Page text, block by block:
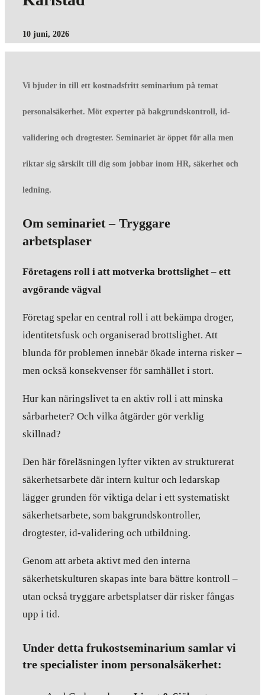
10 juni, 2026
Vi bjuder in till ett kostnadsfritt seminarium på temat
personalsäkerhet. Möt experter på bakgrundskontroll, id-
validering och drogtester. Seminariet är öppet för alla men
riktar sig särskilt till dig som jobbar inom HR, säkerhet och
ledning.
Om seminariet – Tryggare
arbetsplaser
Företagens roll i att motverka brottslighet – ett
avgörande vägval
Företag spelar en central roll i att bekämpa droger,
identitetsfusk och organiserad brottslighet. Att
blunda för problemen innebär ökade interna risker –
men också konsekvenser för samhället i stort.
Hur kan näringslivet ta en aktiv roll i att minska
sårbarheter? Och vilka åtgärder gör verklig
skillnad?
Den här föreläsningen lyfter vikten av strukturerat
säkerhetsarbete där intern kultur och ledarskap
lägger grunden för viktiga delar i ett systematiskt
säkerhetsarbete, som bakgrundskontroller,
drogtester, id-validering och utbildning.
Genom att arbeta aktivt med den interna
säkerhetskulturen skapas inte bara bättre kontroll –
utan också tryggare arbetsplatser där risker fångas
upp i tid.
Under detta frukostseminarium samlar vi
tre specialister inom personalsäkerhet: